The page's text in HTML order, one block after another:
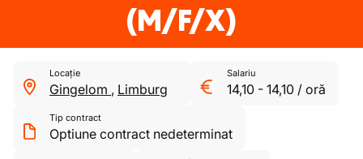
(M/F/X)
Locație
Gingelom , Limburg
Salariu
14,10 - 14,10 / oră
Tip contract
Optiune contract nedeterminat